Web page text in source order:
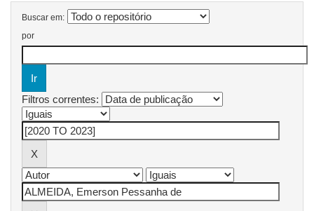
Buscar em:
por
Filtros correntes: